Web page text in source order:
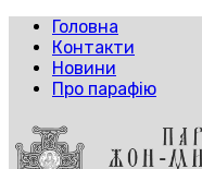
Головна
Контакти
Новини
Про парафію